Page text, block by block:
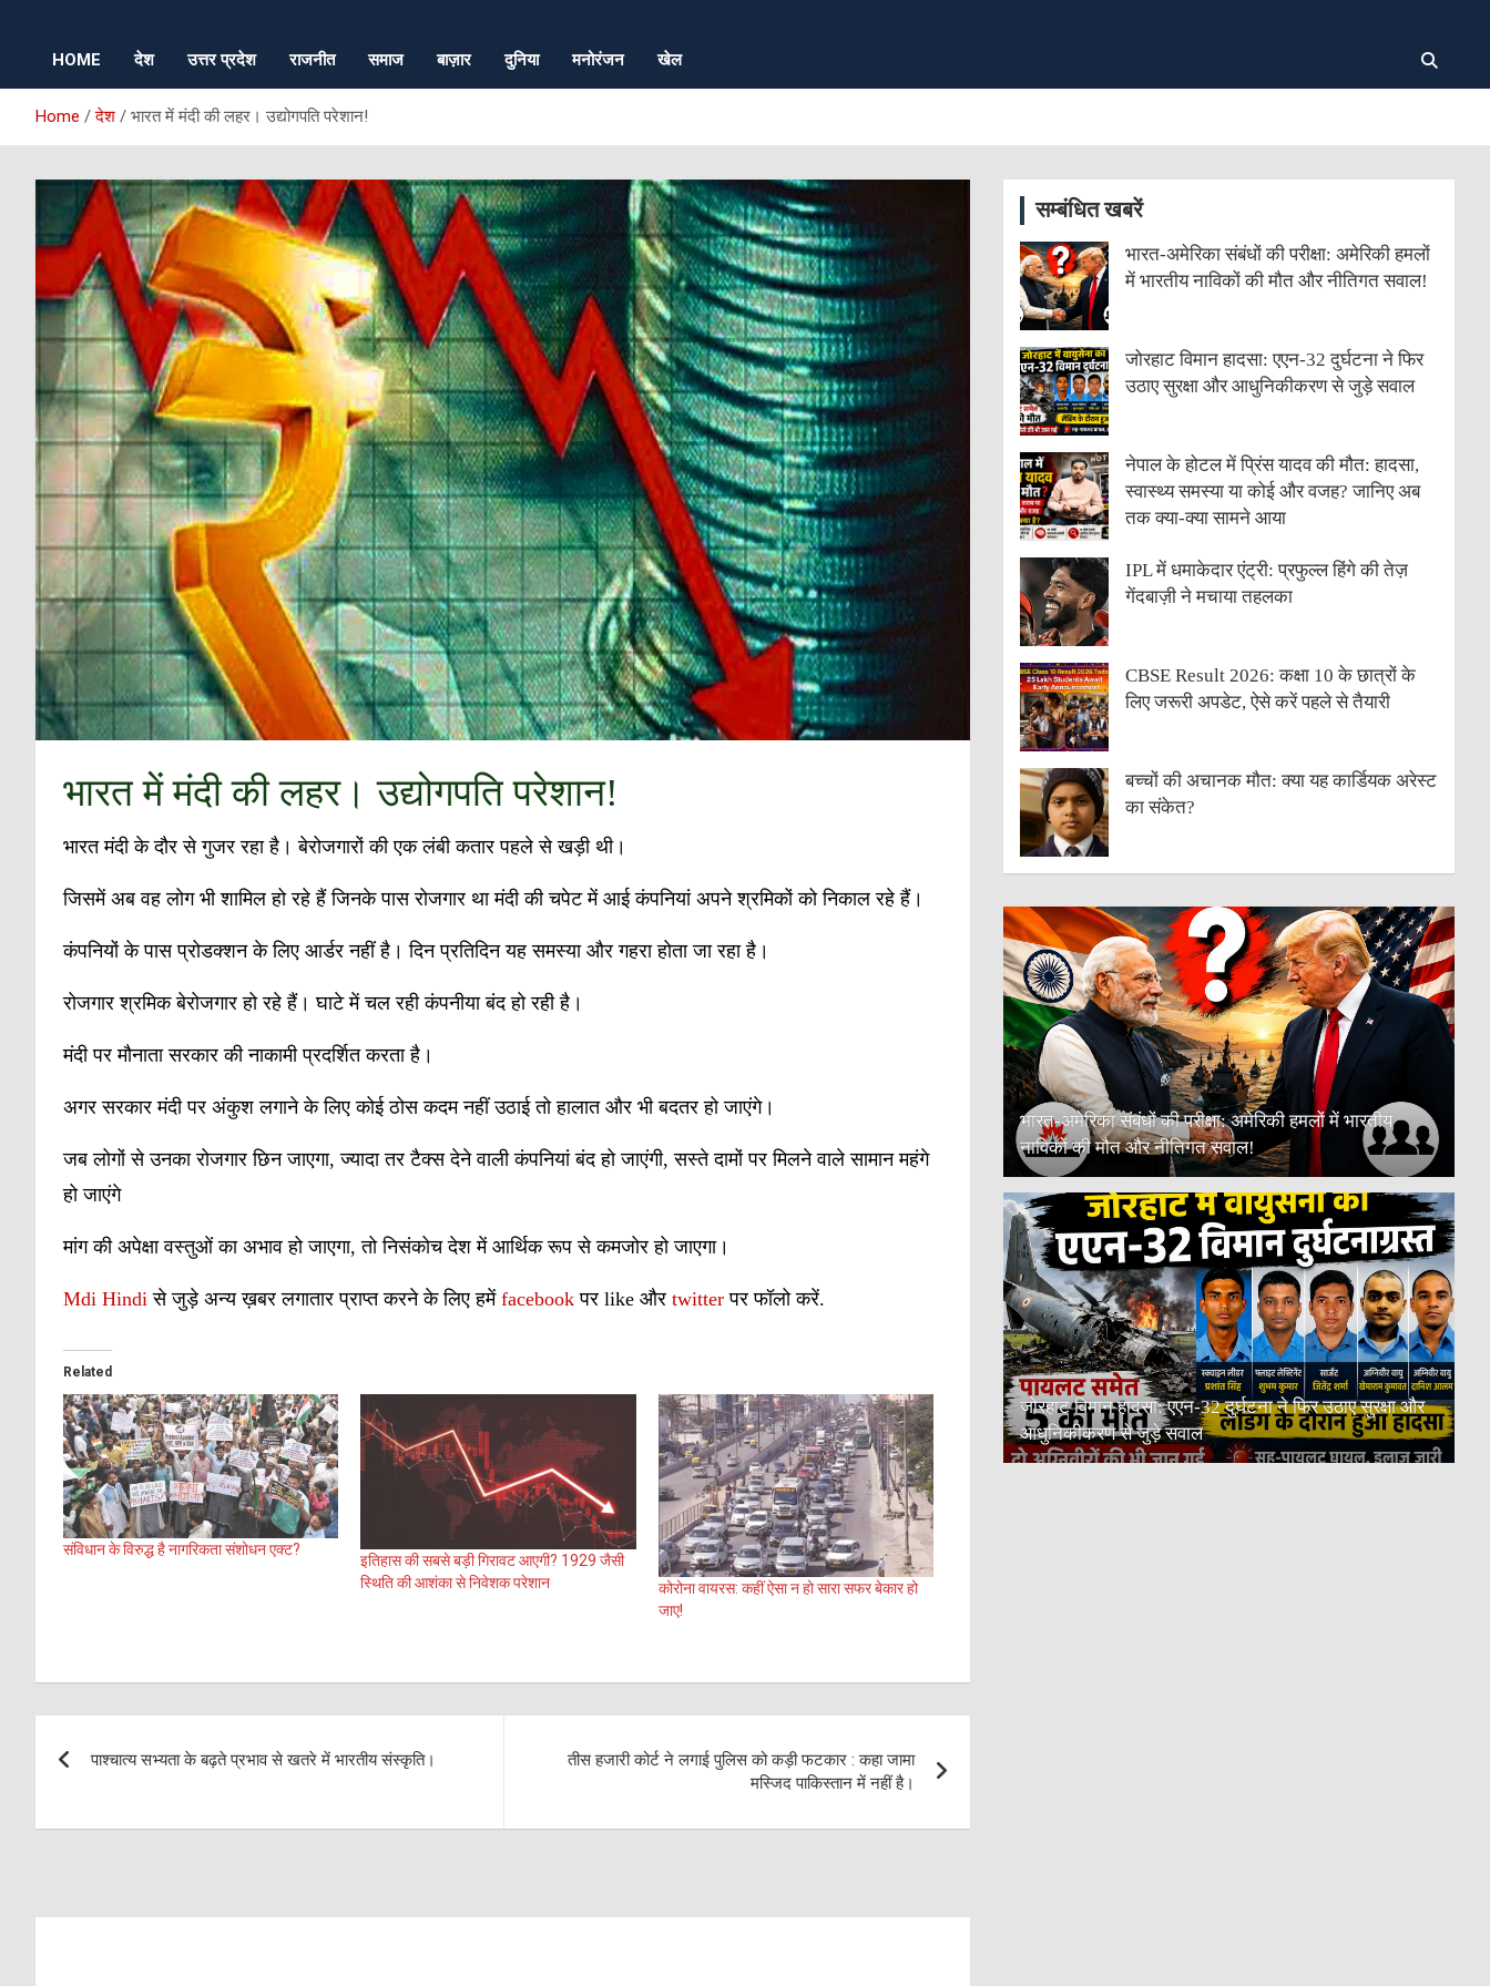
HOME देश उत्तर प्रदेश राजनीत समाज बाज़ार दुनिया मनोरंजन खेल
Home देश भारत में मंदी की लहर। उद्योगपति परेशान!
भारत में मंदी की लहर। उद्योगपति परेशान!
भारत मंदी के दौर से गुजर रहा है। बेरोजगारों की एक लंबी कतार पहले से खड़ी थी।
जिसमें अब वह लोग भी शामिल हो रहे हैं जिनके पास रोजगार था मंदी की चपेट में आई कंपनियां अपने श्रमिकों को निकाल रहे हैं।
कंपनियों के पास प्रोडक्शन के लिए आर्डर नहीं है। दिन प्रतिदिन यह समस्या और गहरा होता जा रहा है।
रोजगार श्रमिक बेरोजगार हो रहे हैं। घाटे में चल रही कंपनीया बंद हो रही है।
मंदी पर मौनाता सरकार की नाकामी प्रदर्शित करता है।
अगर सरकार मंदी पर अंकुश लगाने के लिए कोई ठोस कदम नहीं उठाई तो हालात और भी बदतर हो जाएंगे।
जब लोगों से उनका रोजगार छिन जाएगा, ज्यादा तर टैक्स देने वाली कंपनियां बंद हो जाएंगी, सस्ते दामों पर मिलने वाले सामान महंगे
हो जाएंगे
मांग की अपेक्षा वस्तुओं का अभाव हो जाएगा, तो निसंकोच देश में आर्थिक रूप से कमजोर हो जाएगा।
Mdi Hindi से जुड़े अन्य ख़बर लगातार प्राप्त करने के लिए हमें facebook पर like और twitterपर फॉलो करें.
Related
संविधान के विरुद्ध है नागरिकता संशोधन एक्ट?
इतिहास की सबसे बड़ी गिरावट आएगी? 1929 जैसी
स्थिति की आशंका से निवेशक परेशान
कोरोना वायरस: कहीं ऐसा न हो सारा सफर बेकार हो
जाए!
पाश्चात्य सभ्यता के बढ़ते प्रभाव से खतरे में भारतीय संस्कृति।
तीस हजारी कोर्ट ने लगाई पुलिस को कड़ी फटकार : कहा जामा
मस्जिद पाकिस्तान में नहीं है।
सम्बंधित खबरें
भारत-अमेरिका संबंधों की परीक्षा: अमेरिकी हमलों
में भारतीय नाविकों की मौत और नीतिगत सवाल!
जोरहाट विमान हादसा: एएन-32 दुर्घटना ने फिर
उठाए सुरक्षा और आधुनिकीकरण से जुड़े सवाल
नेपाल के होटल में प्रिंस यादव की मौत: हादसा,
स्वास्थ्य समस्या या कोई और वजह? जानिए अब
तक क्या-क्या सामने आया
IPL में धमाकेदार एंट्री: प्रफुल्ल हिंगे की तेज़
गेंदबाज़ी ने मचाया तहलका
CBSE Result 2026: कक्षा 10 के छात्रों के
लिए जरूरी अपडेट, ऐसे करें पहले से तैयारी
बच्चों की अचानक मौत: क्या यह कार्डियक अरेस्ट
का संकेत?
भारत-अमेरिका संबंधों की परीक्षा: अमेरिकी हमलों में भारतीय
नाविकों की मौत और नीतिगत सवाल!
जोरहाट विमान हादसा: एएन-32 दुर्घटना ने फिर उठाए सुरक्षा और
आधुनिकीकरण से जुड़े सवाल